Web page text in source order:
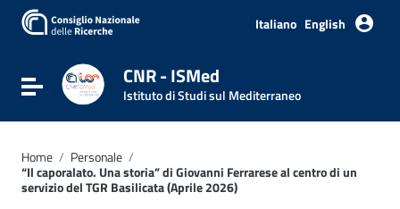
Italiano English
Attiva / disattiva la navigazione
CNR - ISMed
Istituto di Studi sul Mediterraneo
Home / Personale /
“Il caporalato. Una storia” di Giovanni Ferrarese al centro di un
servizio del TGR Basilicata (Aprile 2026)